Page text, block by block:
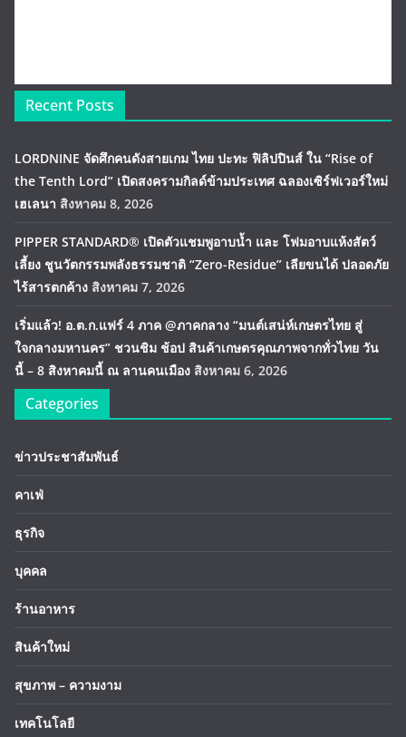
Recent Posts
LORDNINE จัดศึกคนดังสายเกม ไทย ปะทะ ฟิลิปปินส์ ใน “Rise of
the Tenth Lord” เปิดสงครามกิลด์ข้ามประเทศ ฉลองเซิร์ฟเวอร์ใหม่
เฮเลนา สิงหาคม 8, 2026
PIPPER STANDARD® เปิดตัวแชมพูอาบน้ำ และ โฟมอาบแห้งสัตว์
เลี้ยง ชูนวัตกรรมพลังธรรมชาติ “Zero-Residue” เลียขนได้ ปลอดภัย
ไร้สารตกค้าง สิงหาคม 7, 2026
เริ่มแล้ว! อ.ต.ก.แฟร์ 4 ภาค @ภาคกลาง “มนต์เสน่ห์เกษตรไทย สู่
ใจกลางมหานคร” ชวนชิม ช้อป สินค้าเกษตรคุณภาพจากทั่วไทย วัน
นี้ – 8 สิงหาคมนี้ ณ ลานคนเมือง สิงหาคม 6, 2026
Categories
ข่าวประชาสัมพันธ์
คาเฟ่
ธุรกิจ
บุคคล
ร้านอาหาร
สินค้าใหม่
สุขภาพ – ความงาม
เทคโนโลยี